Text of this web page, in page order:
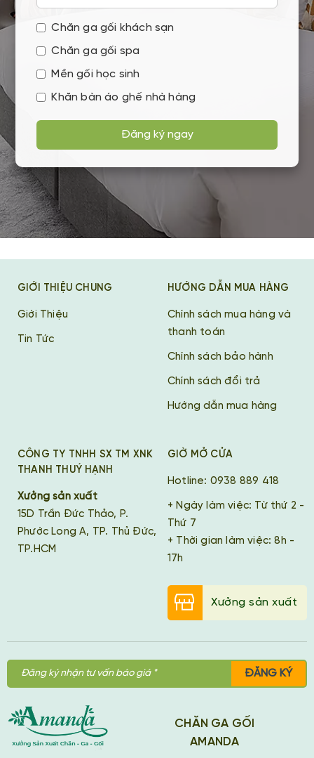
Chăn ga gối khách sạn
Chăn ga gối spa
Mền gối học sinh
Khăn bàn áo ghế nhà hàng
Đăng ký ngay
GIỚI THIỆU CHUNG
Giới Thiệu
Tin Tức
HƯỚNG DẪN MUA HÀNG
Chính sách mua hàng và
thanh toán
Chính sách bảo hành
Chính sách đổi trả
Hướng dẫn mua hàng
CÔNG TY TNHH SX TM XNK
THANH THUÝ HẠNH
Xưởng sản xuất
15D Trần Đức Thảo, P.
Phước Long A, TP. Thủ Đức,
TP.HCM
GIỜ MỞ CỬA
Hotline: 0938 889 418
+ Ngày làm việc: Từ thứ 2 -
Thứ 7
+ Thời gian làm việc: 8h -
17h
Xưởng sản xuất
ĐĂNG KÝ
CHĂN GA GỐI
AMANDA